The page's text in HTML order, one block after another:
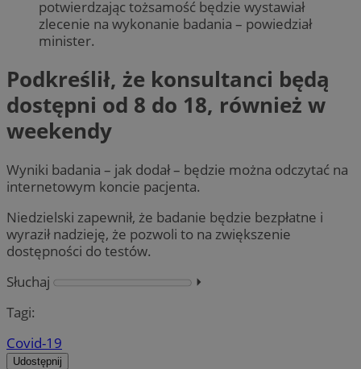
potwierdzając tożsamość będzie wystawiał
zlecenie na wykonanie badania – powiedział
minister.
Podkreślił, że konsultanci będą
dostępni od 8 do 18, również w
weekendy
Wyniki badania – jak dodał – będzie można odczytać na
internetowym koncie pacjenta.
Niedzielski zapewnił, że badanie będzie bezpłatne i
wyraził nadzieję, że pozwoli to na zwiększenie
dostępności do testów.
Słuchaj
⏵︎
Tagi:
Covid-19
Udostępnij